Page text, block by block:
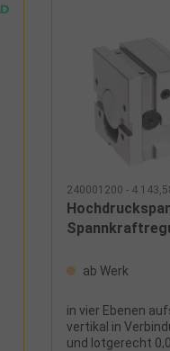
240001200 -
ab Werk
in vier Ebenen
vertikal in
und lotgerecht